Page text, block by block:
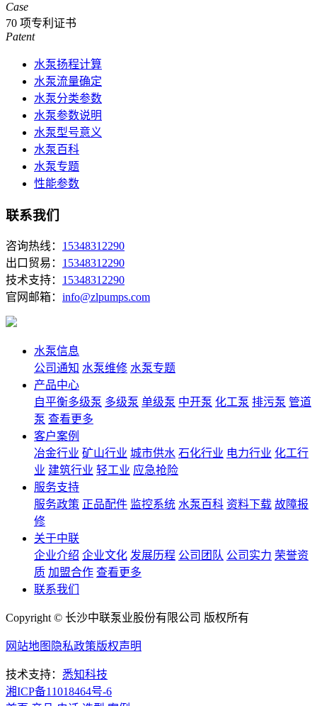
Case
70 项专利证书
Patent
水泵扬程计算
水泵流量确定
水泵分类参数
水泵参数说明
水泵型号意义
水泵百科
水泵专题
性能参数
联系我们
咨询热线： 15348312290
出口贸易： 15348312290
技术支持： 15348312290
官网邮箱： info@zlpumps.com
水泵信息
公司通知 水泵维修 水泵专题
产品中心
自平衡多级泵 多级泵 单级泵 中开泵 化工泵 排污泵 管道
泵 查看更多
客户案例
冶金行业 矿山行业 城市供水 石化行业 电力行业 化工行
业 建筑行业 轻工业 应急抢险
服务支持
服务政策 正品配件 监控系统 水泵百科 资料下载 故障报
修
关于中联
企业介绍 企业文化 发展历程 公司团队 公司实力 荣誉资
质 加盟合作 查看更多
联系我们
Copyright © 长沙中联泵业股份有限公司 版权所有
网站地图 隐私政策版权声明
技术支持： 悉知科技
湘ICP备11018464号-6